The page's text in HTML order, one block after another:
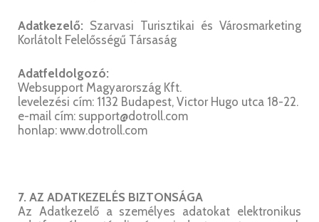
Adatkezelő: Szarvasi Turisztikai és Városmarketing
Korlátolt Felelősségű Társaság
Adatfeldolgozó:
Websupport Magyarország Kft.
levelezési cím: 1132 Budapest, Victor Hugo utca 18-22.
e-mail cím: support@dotroll.com
honlap: www.dotroll.com
7. AZ ADATKEZELÉS BIZTONSÁGA
Az Adatkezelő a személyes adatokat elektronikus